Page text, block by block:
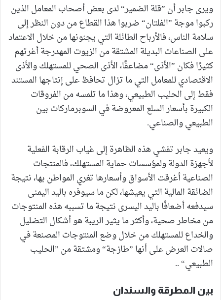
ويرى جابر أن ”قلة الضمير“ لدى بعض أصحاب المعامل الذين
ركبوا موجة ”الفلتان“ ضربوا هذا القطاع من دون النظر إلى
سلامة الناس، فالأرباح الطائلة التي يجنونها من خلال الاعتماد
على الصناعات البديلة المشتقة من الزيوت المهدرجة أغرتهم
كثيرًا فكان ”الأذى“ مضاعفًا، الأذى الصحي للمستهلك والأذى
الاقتصادي للمعامل التي ما تزال تحافظ على إنتاجها المستند
فقط إلى الحليب الطبيعي، وهذا ما تلمسه من الفروقات
الكبيرة بأسعار السلع المعروضة في السوبرماركات بين
الطبيعي والصناعي.
ويعيد جابر تفشي هذه الظاهرة إلى غياب الرقابة الفعلية
لأجهزة الدولة ولمؤسسات حماية المستهلك، فالمنتجات
الصناعية أغرقت الأسواق وأسعارها تغري المواطن بها، نتيجة
الضائقة المالية التي يعيشها، لكن ما سيوفره باليد اليمنى
سيدفعه أضعافًا باليد اليسرى نتيجة ما تسببه هذه المنتوجات
من مخاطر صحية، وأكثر ما يثير الريبة هو أشكال التضليل
والخداع للمستهلك من خلال وضع المنتوجات المصنعة في
صالات العرض على أنها ”طازجة“ ومشتقة من ”الحليب
الطبيعي“ ..
بين المطرقة والسندان